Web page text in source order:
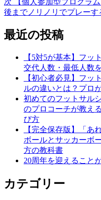
稿
ビ
投
の
稿:
後までノリノリでプレーす
最近の投稿
【5対5が基本】フッ
交代人数・最低人数
【初心者必見】フッ
ルの違いとは？プロ
初めてのフットサル
のプロコーチが教え
び方
【完全保存版】「あ
ボールとサッカーボ
方の教科書
20周年を迎えること
カテゴリー